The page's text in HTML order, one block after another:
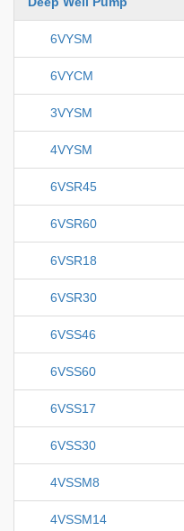
6VYSM
6VYCM
3VYSM
4VYSM
6VSR45
6VSR60
6VSR18
6VSR30
6VSS46
6VSS60
6VSS17
6VSS30
4VSSM8
4VSSM14